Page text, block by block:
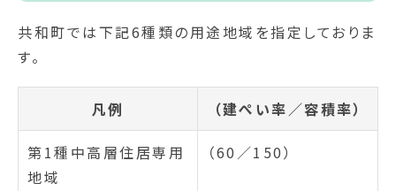
共和町では下記6種類の用途地域を指定しておりま
す。
凡例 （建ぺい率／容積率）
第1種中高層住居専用
地域
（60／150）